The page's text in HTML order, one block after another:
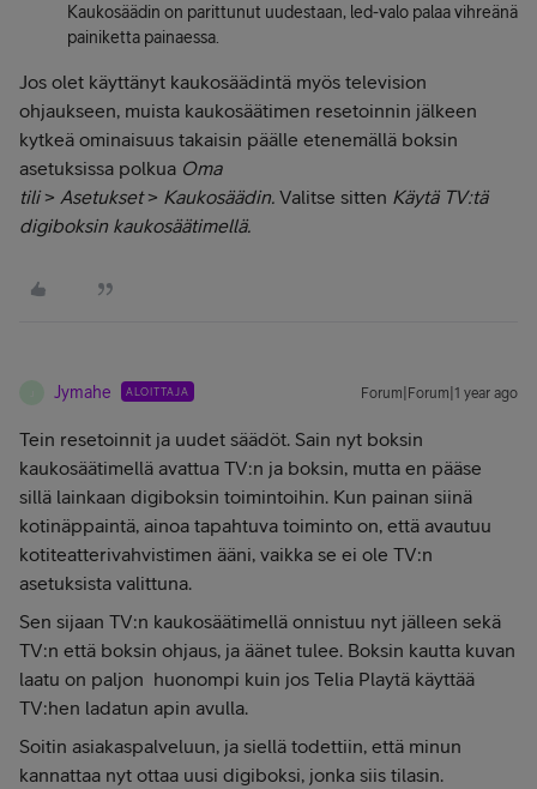
Kaukosäädin on parittunut uudestaan, led-valo palaa vihreänä
painiketta painaessa.
Jos olet käyttänyt kaukosäädintä myös television
ohjaukseen, muista kaukosäätimen resetoinnin jälkeen
kytkeä ominaisuus takaisin päälle etenemällä boksin
asetuksissa polkua Oma
tili> Asetukset> Kaukosäädin. Valitse sitten Käytä TV:tä
digiboksin kaukosäätimellä.
Jymahe ALOITTAJA Forum|Forum|1 year ago
Tein resetoinnit ja uudet säädöt. Sain nyt boksin
kaukosäätimellä avattua TV:n ja boksin, mutta en pääse
sillä lainkaan digiboksin toimintoihin. Kun painan siinä
kotinäppaintä, ainoa tapahtuva toiminto on, että avautuu
kotiteatterivahvistimen ääni, vaikka se ei ole TV:n
asetuksista valittuna.
Sen sijaan TV:n kaukosäätimellä onnistuu nyt jälleen sekä
TV:n että boksin ohjaus, ja äänet tulee. Boksin kautta kuvan
laatu on paljon huonompi kuin jos Telia Playtä käyttää
TV:hen ladatun apin avulla.
Soitin asiakaspalveluun, ja siellä todettiin, että minun
kannattaa nyt ottaa uusi digiboksi, jonka siis tilasin.